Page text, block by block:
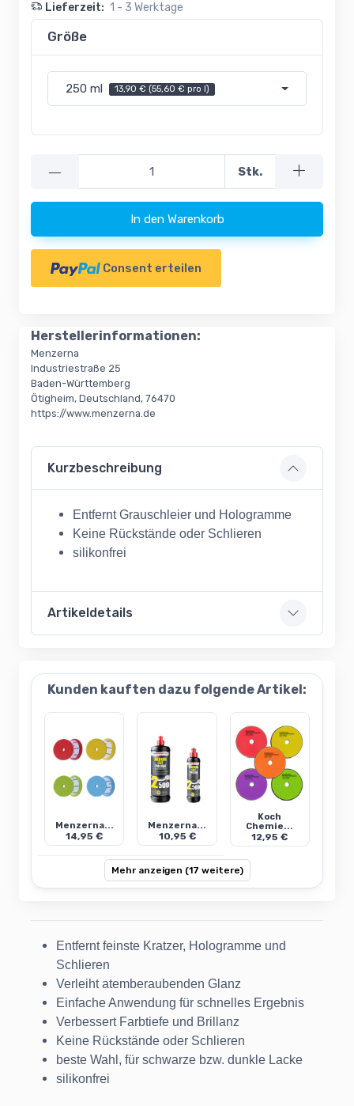
Lieferzeit: 1 - 3 Werktage
Größe
250 ml 13,90 € (55,60 € pro l)
— Stk.
In den Warenkorb
Consent erteilen
Herstellerinformationen:
Menzerna
Industriestraße 25
Baden-Württemberg
Ötigheim, Deutschland, 76470
https://www.menzerna.de
Kurzbeschreibung
Entfernt Grauschleier und Hologramme
Keine Rückstände oder Schlieren
silikonfrei
Artikeldetails
Kunden kauften dazu folgende Artikel:
Menzerna...
14,95 €
Menzerna...
10,95 €
Koch
Chemie...
12,95 €
Mehr anzeigen (17 weitere)
Entfernt feinste Kratzer, Hologramme und
Schlieren
Verleiht atemberaubenden Glanz
Einfache Anwendung für schnelles Ergebnis
Verbessert Farbtiefe und Brillanz
Keine Rückstände oder Schlieren
beste Wahl, für schwarze bzw. dunkle Lacke
silikonfrei